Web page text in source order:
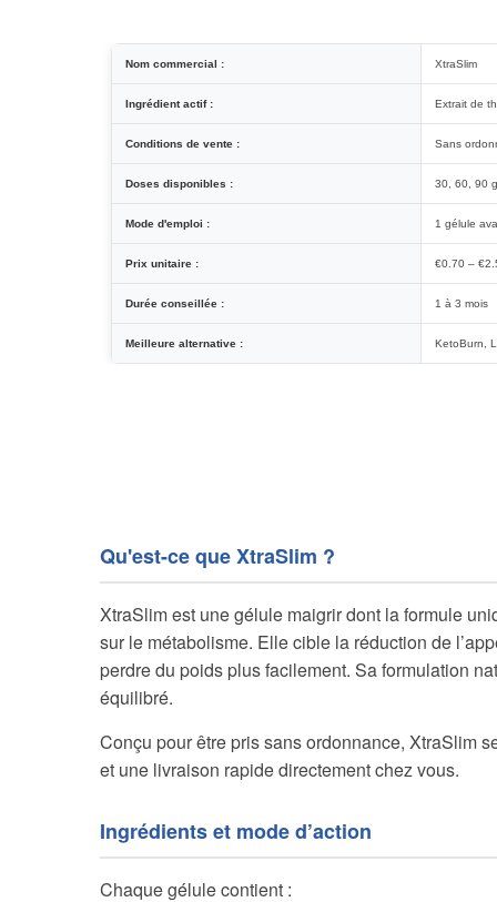
Nom commercial : XtraSlim
Ingrédient actif : Extrait de
Conditions de vente : Sans
Doses disponibles : 30, 60, 90
Mode d'emploi : 1 gélule
Prix unitaire : €0.70 –
Durée conseillée : 1 à 3 mois
Meilleure alternative : KetoBurn,
Qu'est-ce que XtraSlim ?
XtraSlim est une gélule maigrir dont la formule
sur le métabolisme. Elle cible la réduction de
perdre du poids plus facilement. Sa formulation
équilibré.
Conçu pour être pris sans ordonnance, XtraSlim
et une livraison rapide directement chez vous.
Ingrédients et mode d’action
Chaque gélule contient :